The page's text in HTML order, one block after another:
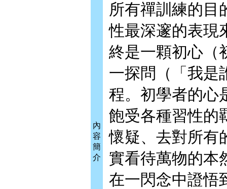
內
容
簡
介
所有禪訓練的
性最深邃的表現
終是一顆初心（
一探問（「我是
程。初學者的心
飽受各種習性的
懷疑、去對所有
實看待萬物的本
在一閃念中證悟